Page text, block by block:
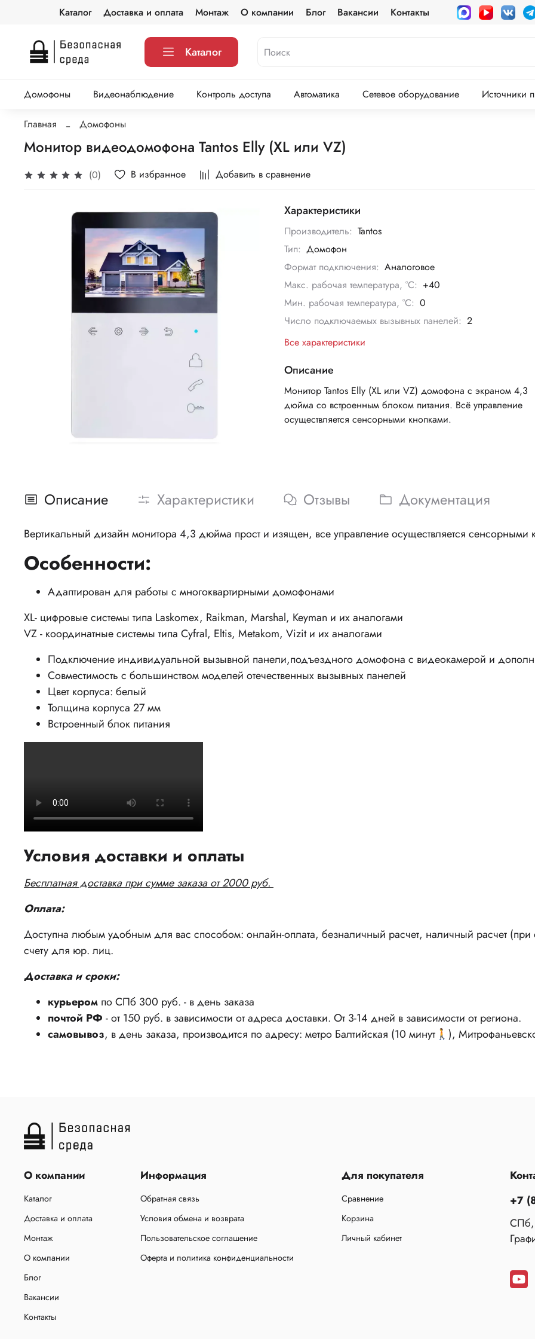
Каталог Доставка и оплата Монтаж О компании Блог Вакансии Контакты
Каталог
Домофоны Видеонаблюдение Контроль доступа Автоматика Сетевое оборудование Источники
Главная Домофоны
Монитор видеодомофона Tantos Elly (XL или VZ)
(0) В избранное Добавить в сравнение
Характеристики
Производитель: Tantos
Тип: Домофон
Формат подключения: Аналоговое
Макс. рабочая температура, °С: +40
Мин. рабочая температура, °С: 0
Число подключаемых вызывных панелей: 2
Все характеристики
Описание
Монитор Tantos Elly (XL или VZ) домофона с экраном 4,3
дюйма со встроенным блоком питания. Всё управление
осуществляется сенсорными кнопками.
Описание Характеристики Отзывы Документация
Вертикальный дизайн монитора 4,3 дюйма прост и изящен, все управление осуществляется сенсорными
Особенности:
Адаптирован для работы с многоквартирными домофонами
XL- цифровые системы типа Laskomex, Raikman, Marshal, Keyman и их аналогами
VZ - координатные системы типа Cyfral, Eltis, Metakom, Vizit и их аналогами
Подключение индивидуальной вызывной панели,подъездного домофона с видеокамерой и
Совместимость с большинством моделей отечественных вызывных панелей
Цвет корпуса: белый
Толщина корпуса 27 мм
Встроенный блок питания
Условия доставки и оплаты
Бесплатная доставка при сумме заказа от 2000 руб.
Оплата:
Доступна любым удобным для вас способом: онлайн-оплата, безналичный расчет, наличный расчет (при
счету для юр. лиц.
Доставка и сроки:
курьером по СПб 300 руб. - в день заказа
почтой РФ - от 150 руб. в зависимости от адреса доставки. От 3-14 дней в зависимости от региона.
самовывоз, в день заказа, производится по адресу: метро Балтийская (10 минут🚶),
О компании
Каталог
Доставка и оплата
Монтаж
О компании
Блог
Вакансии
Контакты
Информация
Обратная связь
Условия обмена и возврата
Пользовательское соглашение
Оферта и политика конфиденциальности
Для покупателя
Сравнение
Корзина
Личный кабинет
+7
СПб,